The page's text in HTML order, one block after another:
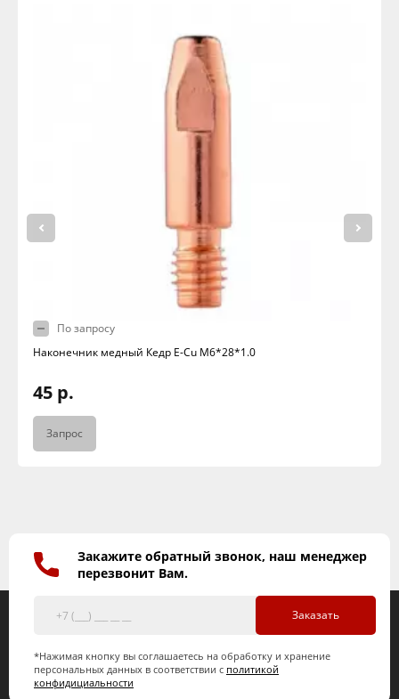
По запросу
Наконечник медный Кедр E-Cu M6*28*1.0
45 р.
Запрос
Закажите обратный звонок, наш менеджер
перезвонит Вам.
Заказать
*Нажимая кнопку вы соглашаетесь на обработку и хранение
персональных данных в соответствии с политикой
конфидициальности